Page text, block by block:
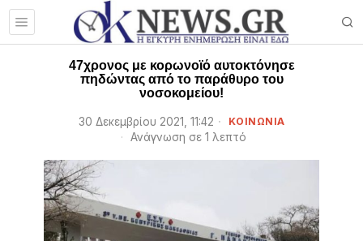
47χρονος με κορωνοϊό αυτοκτόνησε
πηδώντας από το παράθυρο του
νοσοκομείου!
30 Δεκεμβρίου 2021, 11:42 ΚΟΙΝΩΝΙΑ
Ανάγνωση σε 1 λεπτό